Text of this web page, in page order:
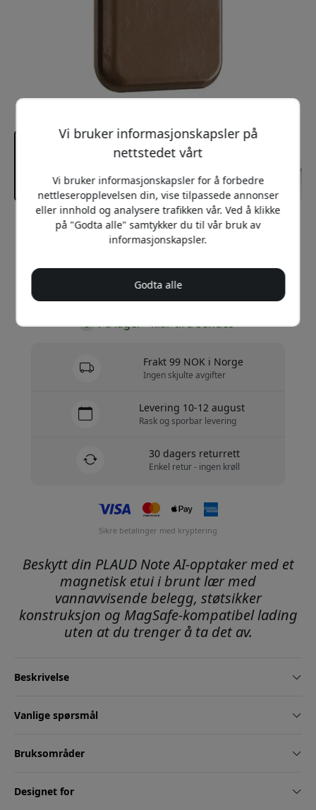
Anbefalt pris
249 NOK
Kjøp nå
På lager - klar til å sendes
Frakt 99 NOK i Norge
Ingen skjulte avgifter
Levering 10-12 august
Rask og sporbar levering
30 dagers returrett
Enkel retur - ingen krøll
Sikre betalinger med kryptering
Beskytt din PLAUD Note AI-opptaker med et
magnetisk etui i brunt lær med
vannavvisende belegg, støtsikker
konstruksjon og MagSafe-kompatibel lading
uten at du trenger å ta det av.
Beskrivelse
Vanlige spørsmål
Bruksområder
Designet for
Vi bruker informasjonskapsler på
nettstedet vårt
Vi bruker informasjonskapsler for å forbedre
nettleseropplevelsen din, vise tilpassede annonser
eller innhold og analysere trafikken vår. Ved å klikke
på "Godta alle" samtykker du til vår bruk av
informasjonskapsler.
Godta alle